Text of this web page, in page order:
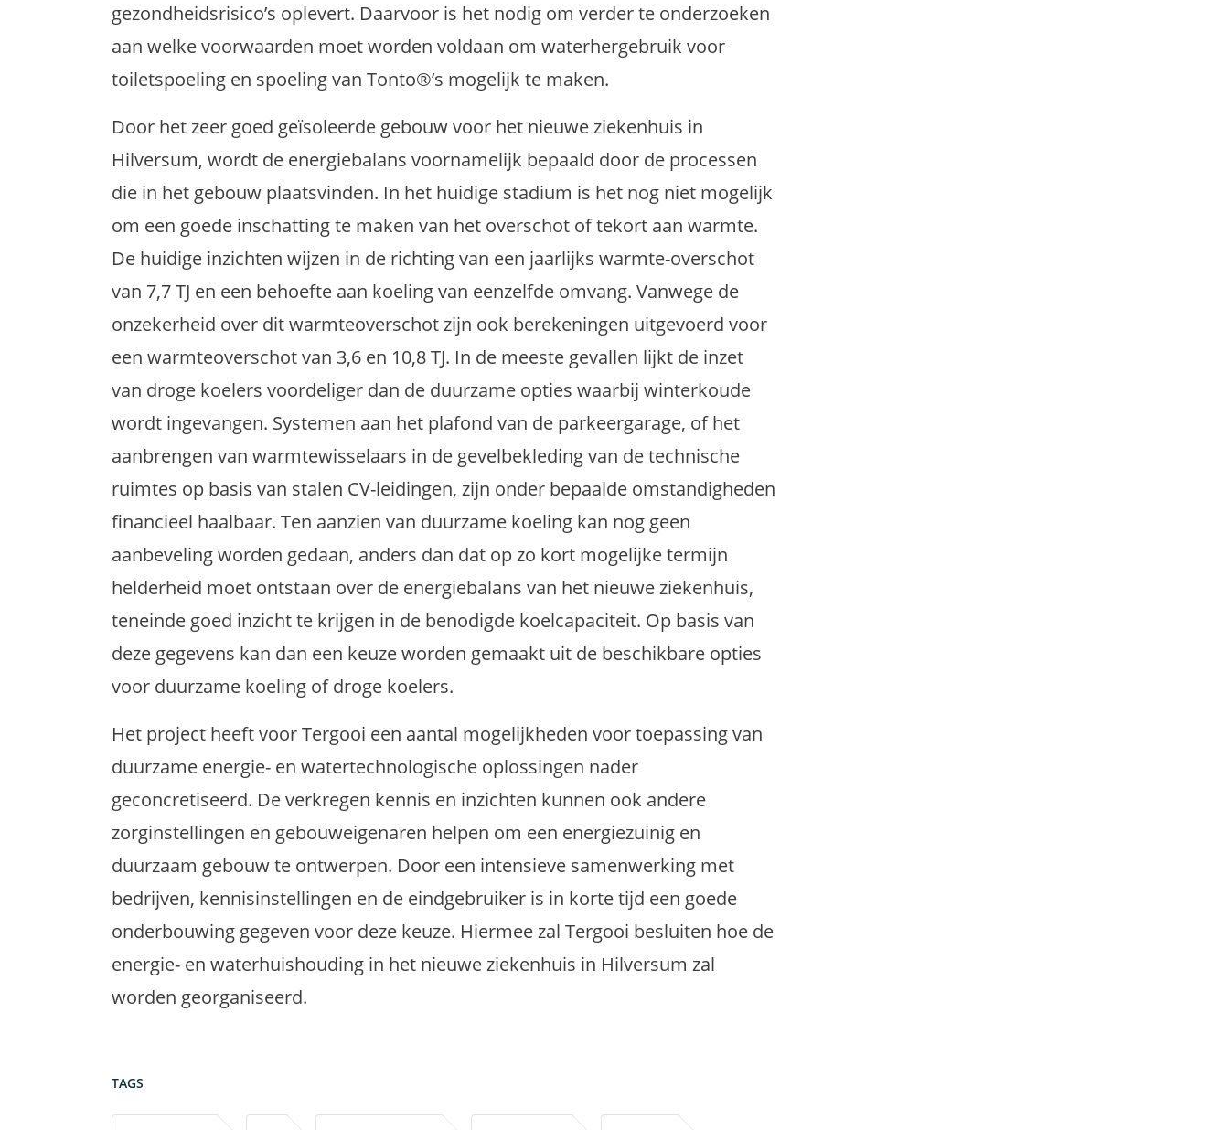
gezondheidsrisico’s oplevert. Daarvoor is het nodig om verder te onderzoeken
aan welke voorwaarden moet worden voldaan om waterhergebruik voor
toiletspoeling en spoeling van Tonto®’s mogelijk te maken.
Door het zeer goed geïsoleerde gebouw voor het nieuwe ziekenhuis in
Hilversum, wordt de energiebalans voornamelijk bepaald door de processen
die in het gebouw plaatsvinden. In het huidige stadium is het nog niet mogelijk
om een goede inschatting te maken van het overschot of tekort aan warmte.
De huidige inzichten wijzen in de richting van een jaarlijks warmte-overschot
van 7,7 TJ en een behoefte aan koeling van eenzelfde omvang. Vanwege de
onzekerheid over dit warmteoverschot zijn ook berekeningen uitgevoerd voor
een warmteoverschot van 3,6 en 10,8 TJ. In de meeste gevallen lijkt de inzet
van droge koelers voordeliger dan de duurzame opties waarbij winterkoude
wordt ingevangen. Systemen aan het plafond van de parkeergarage, of het
aanbrengen van warmtewisselaars in de gevelbekleding van de technische
ruimtes op basis van stalen CV-leidingen, zijn onder bepaalde omstandigheden
financieel haalbaar. Ten aanzien van duurzame koeling kan nog geen
aanbeveling worden gedaan, anders dan dat op zo kort mogelijke termijn
helderheid moet ontstaan over de energiebalans van het nieuwe ziekenhuis,
teneinde goed inzicht te krijgen in de benodigde koelcapaciteit. Op basis van
deze gegevens kan dan een keuze worden gemaakt uit de beschikbare opties
voor duurzame koeling of droge koelers.
Het project heeft voor Tergooi een aantal mogelijkheden voor toepassing van
duurzame energie- en watertechnologische oplossingen nader
geconcretiseerd. De verkregen kennis en inzichten kunnen ook andere
zorginstellingen en gebouweigenaren helpen om een energiezuinig en
duurzaam gebouw te ontwerpen. Door een intensieve samenwerking met
bedrijven, kennisinstellingen en de eindgebruiker is in korte tijd een goede
onderbouwing gegeven voor deze keuze. Hiermee zal Tergooi besluiten hoe de
energie- en waterhuishouding in het nieuwe ziekenhuis in Hilversum zal
worden georganiseerd.
TAGS